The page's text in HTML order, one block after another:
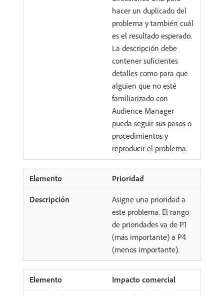
hacer un duplicado del
problema y también cuál
es el resultado esperado.
La descripción debe
contener suficientes
detalles como para que
alguien que no esté
familiarizado con
Audience Manager
pueda seguir sus pasos o
procedimientos y
reproducir el problema.
Prioridad
Asigne una prioridad a
este problema. El rango
de prioridades va de P1
(más importante) a P4
(menos importante).
Impacto comercial